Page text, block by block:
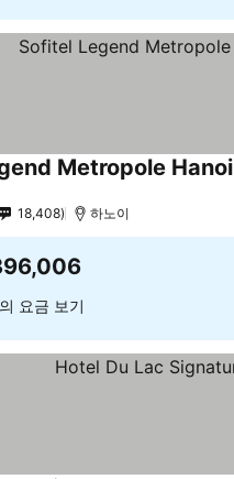
Metropole Hanoi
18,408 하노이
요금 보기